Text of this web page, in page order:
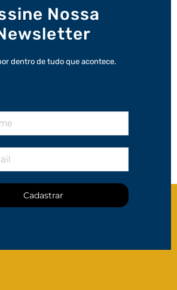
Nossa
dentro de tudo que acontece.
Cadastrar